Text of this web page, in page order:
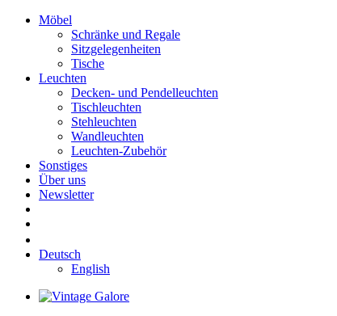
Möbel
Schränke und Regale
Sitzgelegenheiten
Tische
Leuchten
Decken- und Pendelleuchten
Tischleuchten
Stehleuchten
Wandleuchten
Leuchten-Zubehör
Sonstiges
Über uns
Newsletter
Deutsch
English